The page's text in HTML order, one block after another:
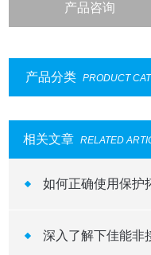
产品咨询
产品分类 PRODUCT
相关文章 RELATED
如何正确使用保护
深入了解下佳能非